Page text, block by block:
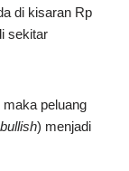
di kisaran Rp
sekitar
peluang
bullish) menjadi